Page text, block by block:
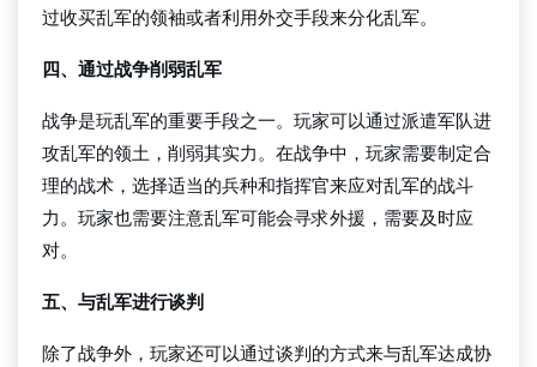
过收买乱军的领袖或者利用外交手段来分化乱军。
四、通过战争削弱乱军
战争是玩乱军的重要手段之一。玩家可以通过派遣军队进
攻乱军的领土，削弱其实力。在战争中，玩家需要制定合
理的战术，选择适当的兵种和指挥官来应对乱军的战斗
力。玩家也需要注意乱军可能会寻求外援，需要及时应
对。
五、与乱军进行谈判
除了战争外，玩家还可以通过谈判的方式来与乱军达成协